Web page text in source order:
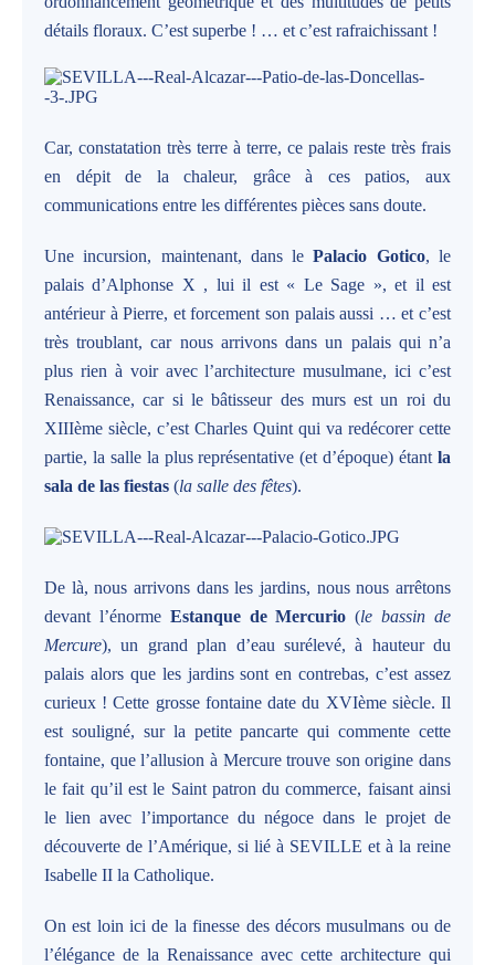
détails floraux. C’est superbe ! … et c’est rafraichissant !
Car, constatation très terre à terre, ce palais reste très frais
en dépit de la chaleur, grâce à ces patios, aux
communications entre les différentes pièces sans doute.
Une incursion, maintenant, dans lePalacio Gotico, le
palais d’Alphonse X , lui il est « Le Sage », et il est
antérieur à Pierre, et forcement son palais aussi … et c’est
très troublant, car nous arrivons dans un palais qui n’a
plus rien à voir avec l’architecture musulmane, ici c’est
Renaissance, car si le bâtisseur des murs est un roi du
XIIIème siècle, c’est Charles Quint qui va redécorer cette
partie, la salle la plus représentative (et d’époque) étant la
sala de las fiestas (la salle des fêtes).
De là, nous arrivons dans les jardins, nous nous arrêtons
devant l’énorme Estanque de Mercurio (le bassin de
Mercure), un grand plan d’eau surélevé, à hauteur du
palais alors que les jardins sont en contrebas, c’est assez
curieux ! Cette grosse fontaine date du XVIème siècle. Il
est souligné, sur la petite pancarte qui commente cette
fontaine, que l’allusion à Mercure trouve son origine dans
le fait qu’il est le Saint patron du commerce, faisant ainsi
le lien avec l’importance du négoce dans le projet de
découverte de l’Amérique, si lié à SEVILLE et à la reine
Isabelle II la Catholique.
On est loin ici de la finesse des décors musulmans ou de
l’élégance de la Renaissance avec cette architecture qui